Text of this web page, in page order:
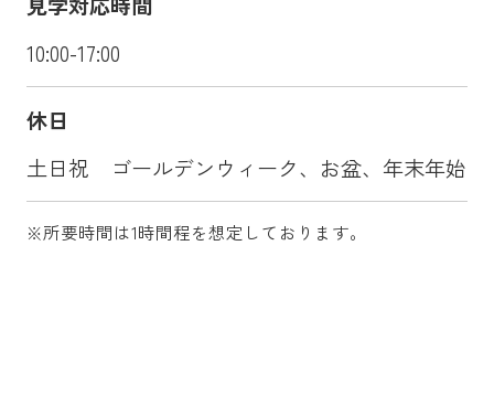
10:00-17:00
休日
土日祝 ゴールデンウィーク、お盆、年末年始
※所要時間は1時間程を想定しております。